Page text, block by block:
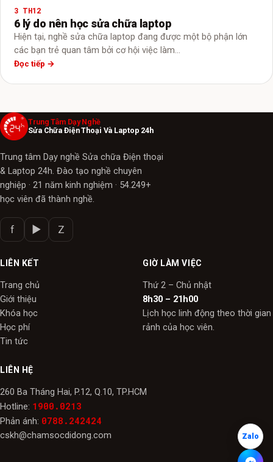
3 TH12
6 lý do nên học sửa chữa laptop
Hiện tại, nghề sửa chữa laptop đang được một bộ phận lớn
các bạn trẻ quan tâm bởi cơ hội việc làm…
Đọc tiếp →
Trung Tâm Dạy Nghề
Sửa Chữa Điện Thoại Và Laptop 24h
Trung tâm Dạy nghề Sửa chữa Điện thoại
& Laptop 24h. Đào tạo nghề chuyên
nghiệp · 21 năm kinh nghiệm · 54.249+
học viên đã thành nghề.
f ▶ Z
LIÊN KẾT
Trang chủ
Giới thiệu
Khóa học
Học phí
Tin tức
GIỜ LÀM VIỆC
Thứ 2 – Chủ nhật
8h30 – 21h00
Lịch học linh động theo thời gian
rảnh của học viên.
LIÊN HỆ
260 Ba Tháng Hai, P.12, Q.10, TP.HCM
Hotline: 1900.0213
Phản ánh: 0788.242424
cskh@chamsocdidong.com Zalo